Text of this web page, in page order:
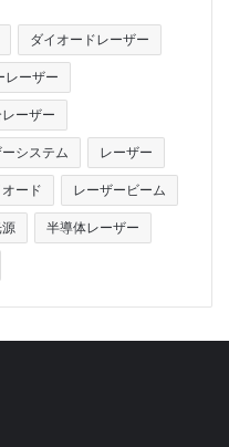
ダイオードレーザー
レーザー
ーザー
システム レーザー
ード レーザービーム
半導体レーザー